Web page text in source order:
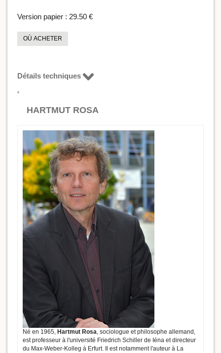
Version papier : 29.50 €
OÙ ACHETER
Détails techniques
HARTMUT ROSA
Né en 1965, Hartmut Rosa, sociologue et philosophe allemand,
est professeur à l'université Friedrich Schiller de Iéna et directeur
du Max-Weber-Kolleg à Erfurt. Il est notamment l'auteur à La